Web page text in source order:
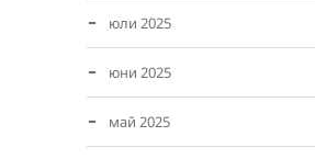
юли 2025
юни 2025
май 2025